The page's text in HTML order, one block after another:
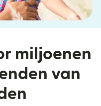
miljoenen
van